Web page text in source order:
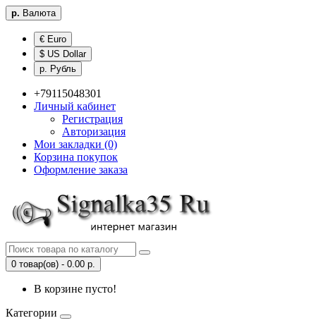
р. Валюта
€ Euro
$ US Dollar
р. Рубль
+79115048301
Личный кабинет
Регистрация
Авторизация
Мои закладки (0)
Корзина покупок
Оформление заказа
0 товар(ов) - 0.00 р.
В корзине пусто!
Категории